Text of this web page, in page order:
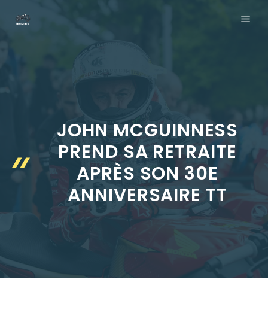
JOHN MCGUINNESS
PREND SA RETRAITE
APRÈS SON 30E
ANNIVERSAIRE TT